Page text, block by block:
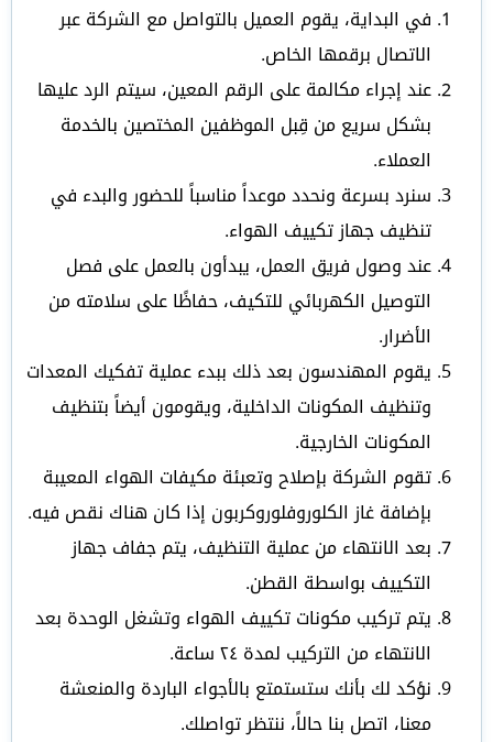
في البداية، يقوم العميل بالتواصل مع الشركة عبر
الاتصال برقمها الخاص.
عند إجراء مكالمة على الرقم المعين، سيتم الرد عليها
بشكل سريع من قِبل الموظفين المختصين بالخدمة
العملاء.
سنرد بسرعة ونحدد موعداً مناسباً للحضور والبدء في
تنظيف جهاز تكييف الهواء.
عند وصول فريق العمل، يبدأون بالعمل على فصل
التوصيل الكهربائي للتكيف، حفاظًا على سلامته من
الأضرار.
يقوم المهندسون بعد ذلك ببدء عملية تفكيك المعدات
وتنظيف المكونات الداخلية، ويقومون أيضاً بتنظيف
المكونات الخارجية.
تقوم الشركة بإصلاح وتعبئة مكيفات الهواء المعيبة
بإضافة غاز الكلوروفلوروكربون إذا كان هناك نقص فيه.
بعد الانتهاء من عملية التنظيف، يتم جفاف جهاز
التكييف بواسطة القطن.
يتم تركيب مكونات تكييف الهواء وتشغل الوحدة بعد
الانتهاء من التركيب لمدة ٢٤ ساعة.
نؤكد لك بأنك ستستمتع بالأجواء الباردة والمنعشة
معنا، اتصل بنا حالاً، ننتظر تواصلك.